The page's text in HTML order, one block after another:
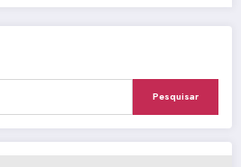
Pesquisar